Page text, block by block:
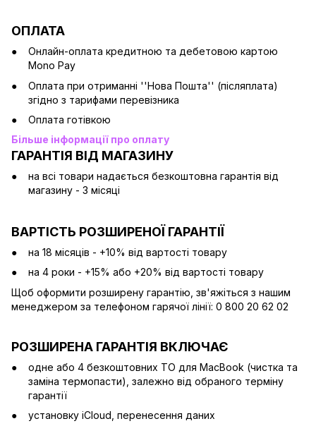
ОПЛАТА
Онлайн-оплата кредитною та дебетовою картою
Mono Pay
Оплата при отриманні ''Нова Пошта'' (післяплата)
згідно з тарифами перевізника
Оплата готівкою
Більше інформації про оплату
ГАРАНТІЯ ВІД МАГАЗИНУ
на всі товари надається безкоштовна гарантія від
магазину - 3 місяці
ВАРТІСТЬ РОЗШИРЕНОЇ ГАРАНТІЇ
на 18 місяців - +10% від вартості товару
на 4 роки - +15% або +20% від вартості товару
Щоб оформити розширену гарантію, зв'яжіться з нашим
менеджером за телефоном гарячої лінії: 0 800 20 62 02
РОЗШИРЕНА ГАРАНТІЯ ВКЛЮЧАЄ
одне або 4 безкоштовних ТО для MacBook (чистка та
заміна термопасти), залежно від обраного терміну
гарантії
установку iCloud, перенесення даних